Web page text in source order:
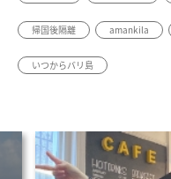
帰国後隔離 amankila
いつからバリ島